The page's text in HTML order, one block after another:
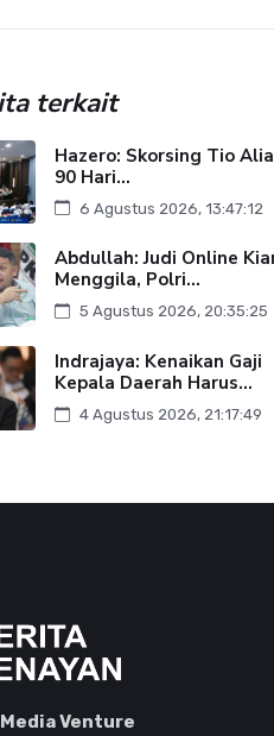
terkait
Hazero: Skorsing Tio
90 Hari...
6 Agustus 2026, 13:47:12
Abdullah: Judi Online
Menggila, Polri...
5 Agustus 2026, 20:35:25
Indrajaya: Kenaikan Gaji
Kepala Daerah Harus...
4 Agustus 2026, 21:17:49
Media Venture